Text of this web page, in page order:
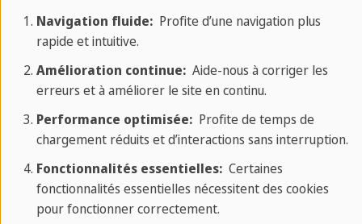
21/06/2023
Apprendre l'anglais gratuitement
Apprendre l'anglais peut coûter beaucoup
de temps et d'argent et peut sembler
fastidieux à première vue. Mais ce n'est
pas une fatalité ! Nous avons rassemblé
Navigation fluide:Profite d’une navigation plus
rapide et intuitive.
Amélioration continue:Aide-nous à corriger les
erreurs et à améliorer le site en continu.
Performance optimisée:Profite de temps de
chargement réduits et d’interactions sans interruption.
Fonctionnalités essentielles:Certaines
fonctionnalités essentielles nécessitent des cookies
pour fonctionner correctement.